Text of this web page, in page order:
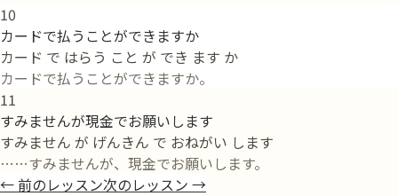
10
カードで払うことができますか
カード で はらう こと が でき ます か
カードで払うことができますか。
11
すみませんが現金でお願いします
すみません が げんきん で おねがい します
……すみませんが、現金でお願いします。
←前のレッスン次のレッスン →